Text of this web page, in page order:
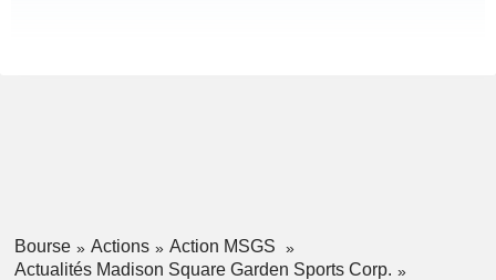
Bourse Actions
Action MSGS
Actualités Madison Square Garden Sports Corp.